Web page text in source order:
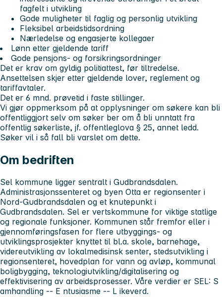
fagfelt i utvikling
Gode muligheter til faglig og personlig utvikling
Fleksibel arbeidstidsordning
Nærledelse og engasjerte kollegaer
Lønn etter gjeldende tariff
Gode pensjons- og forsikringsordninger
Det er krav om gyldig politiattest, før tiltredelse.
Ansettelsen skjer etter gjeldende lover, reglement og
tariffavtaler.
Det er 6 mnd. prøvetid i faste stillinger.
Vi gjør oppmerksom på at opplysninger om søkere kan bli
offentliggjort selv om søker ber om å bli unntatt fra
offentlig søkerliste, jf. offentleglova § 25, annet ledd.
Søker vil i så fall bli varslet om dette.
Om bedriften
Sel kommune ligger sentralt i Gudbrandsdalen.
Administrasjonssenteret og byen Otta er regionsenter i
Nord-Gudbrandsdalen og et knutepunkt i
Gudbrandsdalen. Sel er vertskommune for viktige statlige
og regionale funksjoner. Kommunen står fremfor eller i
gjennomføringsfasen for flere utbyggings- og
utviklingsprosjekter knyttet til bl.a. skole, barnehage,
videreutvikling av lokalmedisinsk senter, stedsutvikling i
regionsenteret, hovedplan for vann og avløp, kommunal
boligbygging, teknologiutvikling/digitalisering og
effektivisering av arbeidsprosesser. Våre verdier er SEL: S
amhandling -- E ntusiasme -- L ikeverd.